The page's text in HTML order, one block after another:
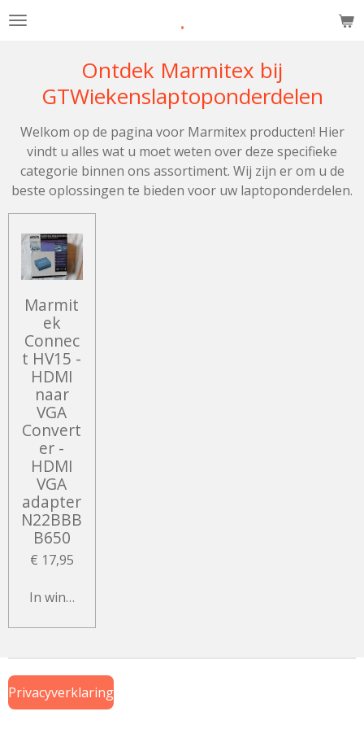
Ga
hoofdinhoud
.
Ontdek Marmitex bij
GTWiekenslaptoponderdelen
Welkom op de pagina voor Marmitex producten! Hier
vindt u alles wat u moet weten over deze specifieke
categorie binnen ons assortiment. Wij zijn er om u de
beste oplossingen te bieden voor uw laptoponderdelen.
Marmit
ek
Connec
t HV15 -
HDMI
naar
VGA
Convert
er -
HDMI
VGA
adapter
N22BBB
B650
€ 17,95
In winkelwagen
Privacyverklaring